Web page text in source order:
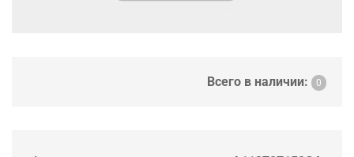
Всего в наличии: 0